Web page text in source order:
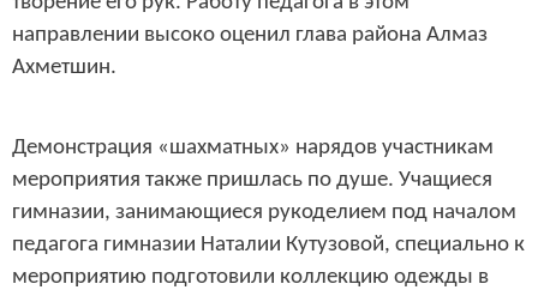
направлении высоко оценил глава района Алмаз
Ахметшин.
Демонстрация «шахматных» нарядов участникам
мероприятия также пришлась по душе. Учащиеся
гимназии, занимающиеся рукоделием под началом
педагога гимназии Наталии Кутузовой, специально к
мероприятию подготовили коллекцию одежды в